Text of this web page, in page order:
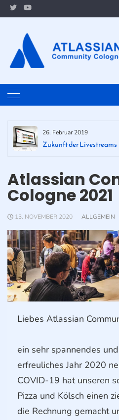
Skip
to
26. Februar 2019
Zukunft der Livestreams
Atlassian
Cologne 2021
13. NOVEMBER 2020 ALLGEMEIN
Liebes Atlassian
ein sehr spannendes
erfreuliches Jahr 2020
COVID-19 hat unseren
Pizza und Kölsch einen
die Rechnung gemacht